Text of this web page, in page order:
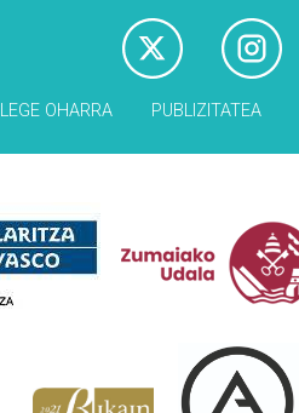
LEGE OHARRA PUBLIZITATEA